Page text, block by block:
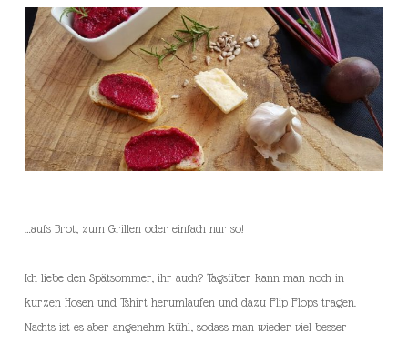
…aufs Brot, zum Grillen oder einfach nur so!
Ich liebe den Spätsommer, ihr auch? Tagsüber kann man noch in
kurzen Hosen und Tshirt herumlaufen und dazu Flip Flops tragen.
Nachts ist es aber angenehm kühl, sodass man wieder viel besser